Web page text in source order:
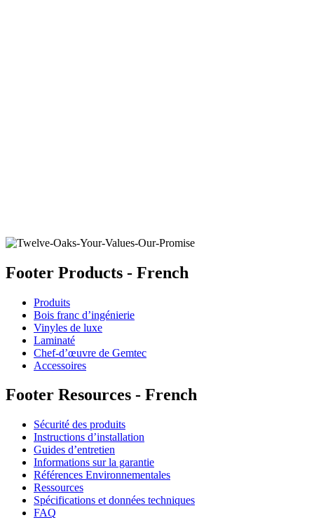
Footer Products - French
Produits
Bois franc d’ingénierie
Vinyles de luxe
Laminaté
Chef-d’œuvre de Gemtec
Accessoires
Footer Resources - French
Sécurité des produits
Instructions d’installation
Guides d’entretien
Informations sur la garantie
Références Environnementales
Ressources
Spécifications et données techniques
FAQ